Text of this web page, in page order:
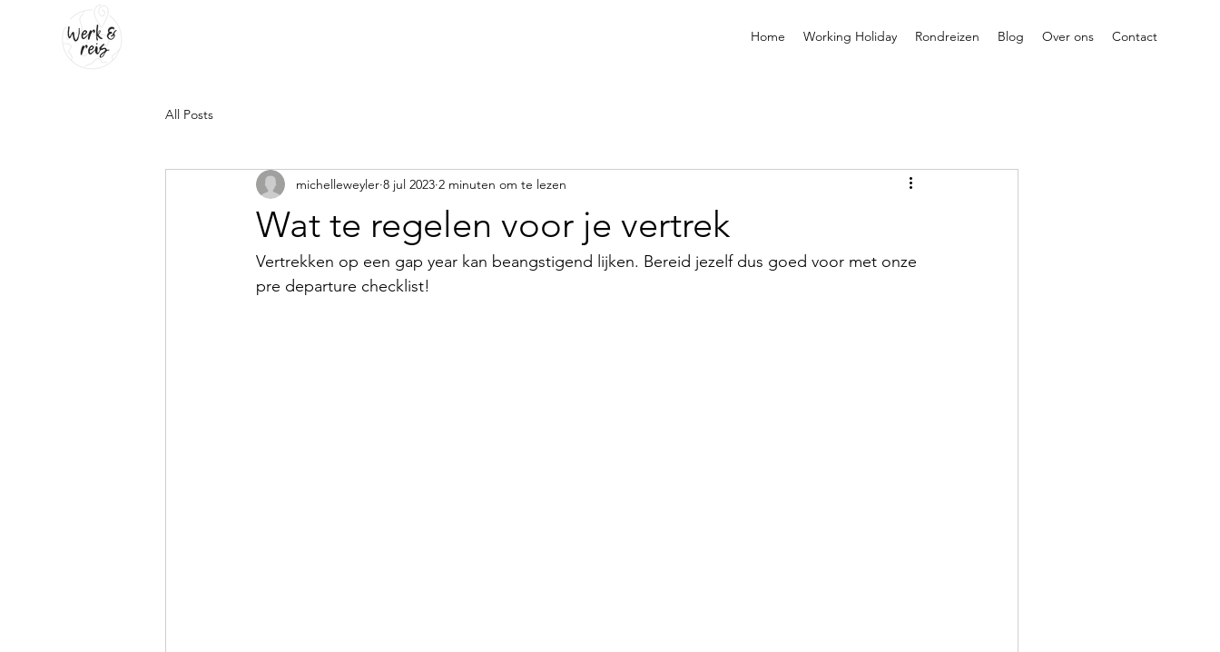
Home Working Holiday Rondreizen Blog Over ons Contact
All Posts
Wat te regelen voor je vertrek
michelleweyler 8 jul 2023 2 minuten om te lezen
Vertrekken op een gap year kan beangstigend lijken. Bereid jezelf dus goed voor met onze
pre departure checklist!